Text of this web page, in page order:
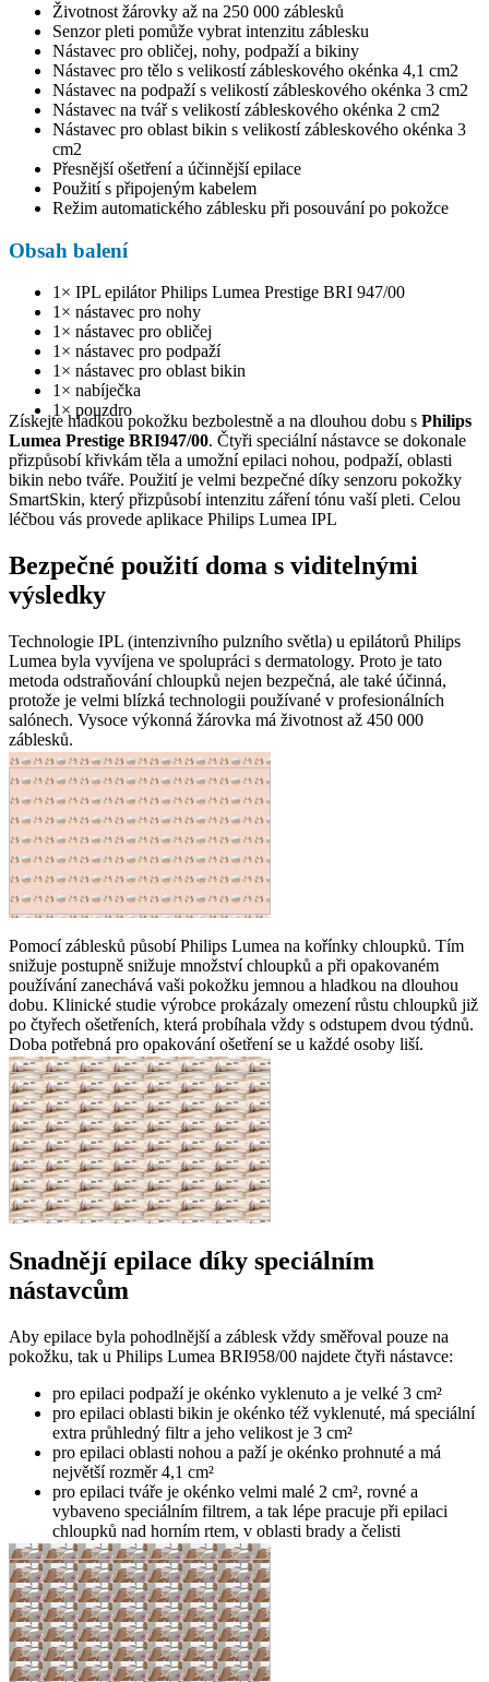
Životnost žárovky až na 250 000 záblesků
Senzor pleti pomůže vybrat intenzitu záblesku
Nástavec pro obličej, nohy, podpaží a bikiny
Nástavec pro tělo s velikostí zábleskového okénka 4,1 cm2
Nástavec na podpaží s velikostí zábleskového okénka 3 cm2
Nástavec na tvář s velikostí zábleskového okénka 2 cm2
Nástavec pro oblast bikin s velikostí zábleskového okénka 3
cm2
Přesnější ošetření a účinnější epilace
Použití s připojeným kabelem
Režim automatického záblesku při posouvání po pokožce
Obsah balení
1× IPL epilátor Philips Lumea Prestige BRI 947/00
1× nástavec pro nohy
1× nástavec pro obličej
1× nástavec pro podpaží
1× nástavec pro oblast bikin
1× nabíječka
1× pouzdro
Získejte hladkou pokožku bezbolestně a na dlouhou dobu s Philips
Lumea Prestige BRI947/00. Čtyři speciální nástavce se dokonale
přizpůsobí křivkám těla a umožní epilaci nohou, podpaží, oblasti
bikin nebo tváře. Použití je velmi bezpečné díky senzoru pokožky
SmartSkin, který přizpůsobí intenzitu záření tónu vaší pleti. Celou
léčbou vás provede aplikace Philips Lumea IPL
Bezpečné použití doma s viditelnými
výsledky
Technologie IPL (intenzivního pulzního světla) u epilátorů Philips
Lumea byla vyvíjena ve spolupráci s dermatology. Proto je tato
metoda odstraňování chloupků nejen bezpečná, ale také účinná,
protože je velmi blízká technologii používané v profesionálních
salónech. Vysoce výkonná žárovka má životnost až 450 000
záblesků.
Pomocí záblesků působí Philips Lumea na kořínky chloupků. Tím
snižuje postupně snižuje množství chloupků a při opakovaném
používání zanechává vaši pokožku jemnou a hladkou na dlouhou
dobu. Klinické studie výrobce prokázaly omezení růstu chloupků již
po čtyřech ošetřeních, která probíhala vždy s odstupem dvou týdnů.
Doba potřebná pro opakování ošetření se u každé osoby liší.
Snadnějí epilace díky speciálním
nástavcům
Aby epilace byla pohodlnější a záblesk vždy směřoval pouze na
pokožku, tak u Philips Lumea BRI958/00 najdete čtyři nástavce:
pro epilaci podpaží je okénko vyklenuto a je velké 3 cm²
pro epilaci oblasti bikin je okénko též vyklenuté, má speciální
extra průhledný filtr a jeho velikost je 3 cm²
pro epilaci oblasti nohou a paží je okénko prohnuté a má
největší rozměr 4,1 cm²
pro epilaci tváře je okénko velmi malé 2 cm², rovné a
vybaveno speciálním filtrem, a tak lépe pracuje při epilaci
chloupků nad horním rtem, v oblasti brady a čelisti